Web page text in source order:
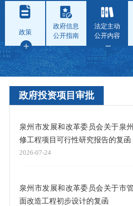
政策
政府信息
公开指南
法定主动
公开内容
政府投资项目审批
泉州市发展和改革委员会关于泉
修工程项目可行性研究报告的复函
2026-07-24
泉州市发展和改革委员会关于市
面改造工程初步设计的复函